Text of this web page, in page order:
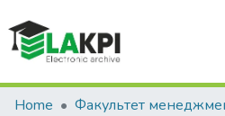
Communities & Collections
Home